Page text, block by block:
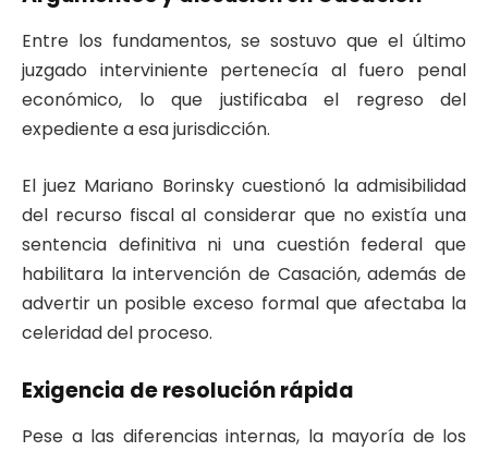
Entre los fundamentos, se sostuvo que el último
juzgado interviniente pertenecía al fuero penal
económico, lo que justificaba el regreso del
expediente a esa jurisdicción.
El juez Mariano Borinsky cuestionó la admisibilidad
del recurso fiscal al considerar que no existía una
sentencia definitiva ni una cuestión federal que
habilitara la intervención de Casación, además de
advertir un posible exceso formal que afectaba la
celeridad del proceso.
Exigencia de resolución rápida
Pese a las diferencias internas, la mayoría de los